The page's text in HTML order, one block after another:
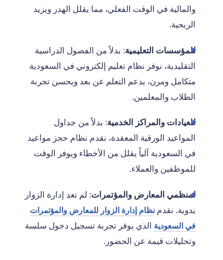
والمالية في الوقت الفعلي، مما يقلل الهدر ويزيد
الربحية.
للمؤسسات التعليمية: بدلاً من الفصول الدراسية
التقليدية، نوفر نظام تعليم إلكتروني في السعودية
متكامل ومرن، يدعم التعلم عن بعد ويحسن تجربة
الطلاب والمعلمين.
للعيادات والمراكز الخدمية: بدلاً من جداول
المواعيد الورقية المعقدة، نقدم نظام حجز مواعيد
في السعودية آلياً يقلل من الأخطاء ويوفر الوقت
للموظفين والعملاء.
لمنظمي المعارض والمؤتمرات: لم تعد إدارة الزوار
يدوية. نقدمنظام إدارة الزوار للمعارض والمؤتمرات
في السعودية الذي يوفر تجربة تسجيل دخول سلسة
وتحليلات قيمة عن الحضور.